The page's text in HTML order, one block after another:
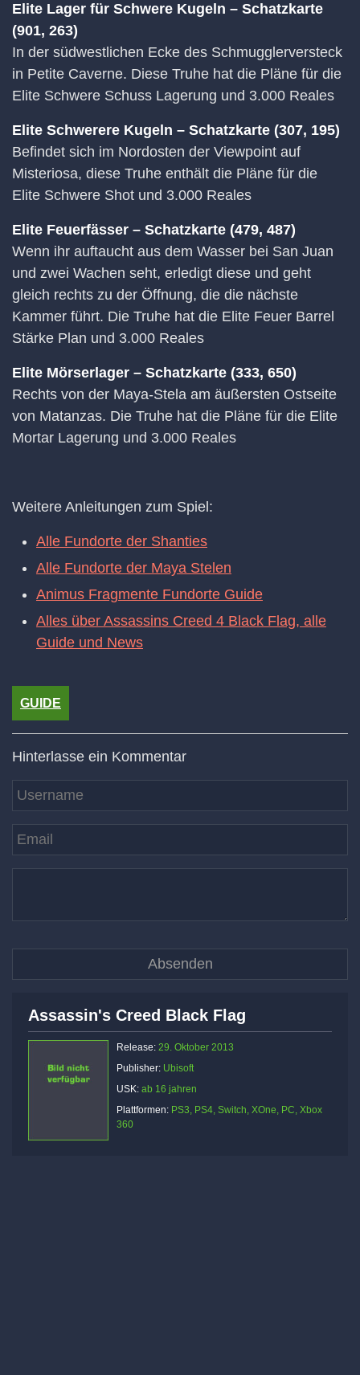
Elite Lager für Schwere Kugeln – Schatzkarte
(901, 263)
In der südwestlichen Ecke des Schmugglerversteck
in Petite Caverne. Diese Truhe hat die Pläne für die
Elite Schwere Schuss Lagerung und 3.000 Reales
Elite Schwerere Kugeln – Schatzkarte (307, 195)
Befindet sich im Nordosten der Viewpoint auf
Misteriosa, diese Truhe enthält die Pläne für die
Elite Schwere Shot und 3.000 Reales
Elite Feuerfässer – Schatzkarte (479, 487)
Wenn ihr auftaucht aus dem Wasser bei San Juan
und zwei Wachen seht, erledigt diese und geht
gleich rechts zu der Öffnung, die die nächste
Kammer führt. Die Truhe hat die Elite Feuer Barrel
Stärke Plan und 3.000 Reales
Elite Mörserlager – Schatzkarte (333, 650)
Rechts von der Maya-Stela am äußersten Ostseite
von Matanzas. Die Truhe hat die Pläne für die Elite
Mortar Lagerung und 3.000 Reales
Weitere Anleitungen zum Spiel:
Alle Fundorte der Shanties
Alle Fundorte der Maya Stelen
Animus Fragmente Fundorte Guide
Alles über Assassins Creed 4 Black Flag, alle
Guide und News
GUIDE
Hinterlasse ein Kommentar
Assassin's Creed Black Flag
Release: 29. Oktober 2013
Publisher: Ubisoft
USK: ab 16 jahren
Plattformen: PS3, PS4, Switch, XOne, PC, Xbox
360